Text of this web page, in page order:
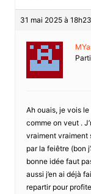
31 mai 2025 à 18h23
Ah ouais, je vois
comme on veut .
vraiment vraiment
par la feiêtre (bon
bonne idée faut
aussi j’en ai déjà
repartir pour